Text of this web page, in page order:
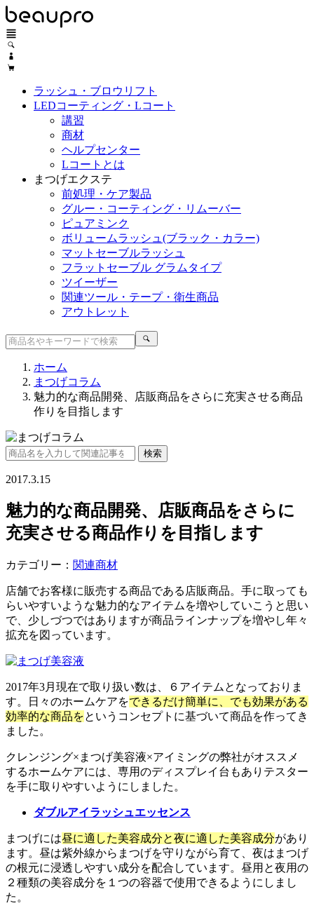
ラッシュ・ブロウリフト
LEDコーティング・Lコート
講習
商材
ヘルプセンター
Lコートとは
まつげエクステ
前処理・ケア製品
グルー・コーティング・リムーバー
ピュアミンク
ボリュームラッシュ(ブラック・カラー)
マットセーブルラッシュ
フラットセーブル グラムタイプ
ツイーザー
関連ツール・テープ・衛生商品
アウトレット
ホーム
まつげコラム
魅力的な商品開発、店販商品をさらに充実させる商品
作りを目指します
2017.3.15
魅力的な商品開発、店販商品をさらに
充実させる商品作りを目指します
カテゴリー： 関連商材
店舗でお客様に販売する商品である店販商品。手に取っても
らいやすいような魅力的なアイテムを増やしていこうと思い
で、少しづつではありますが商品ラインナップを増やし年々
拡充を図っています。
2017年3月現在で取り扱い数は、６アイテムとなっておりま
す。日々のホームケアをできるだけ簡単に、でも効果がある
効率的な商品をというコンセプトに基づいて商品を作ってき
ました。
クレンジング×まつげ美容液×アイミングの弊社がオススメ
するホームケアには、専用のディスプレイ台もありテスター
を手に取りやすいようにしました。
ダブルアイラッシュエッセンス
まつげには昼に適した美容成分と夜に適した美容成分があり
ます。昼は紫外線からまつげを守りながら育て、夜はまつげ
の根元に浸透しやすい成分を配合しています。昼用と夜用の
２種類の美容成分を１つの容器で使用できるようにしまし
た。